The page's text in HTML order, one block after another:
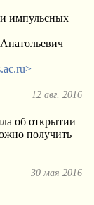
импульсных
12 авг. 2016
об открытии
получить
30 мая 2016